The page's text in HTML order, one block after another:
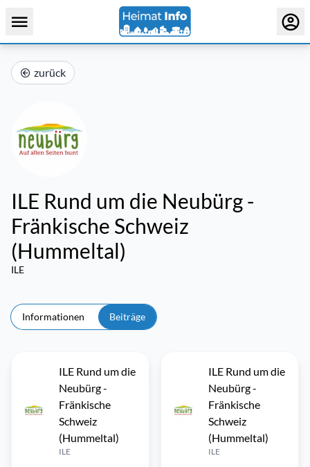
zurück
ILE Rund um die Neubürg -
Fränkische Schweiz
(Hummeltal)
ILE
Informationen Beiträge
ILE Rund um die
Neubürg -
Fränkische
Schweiz
(Hummeltal)
ILE
ILE Rund um die
Neubürg -
Fränkische
Schweiz
(Hummeltal)
ILE